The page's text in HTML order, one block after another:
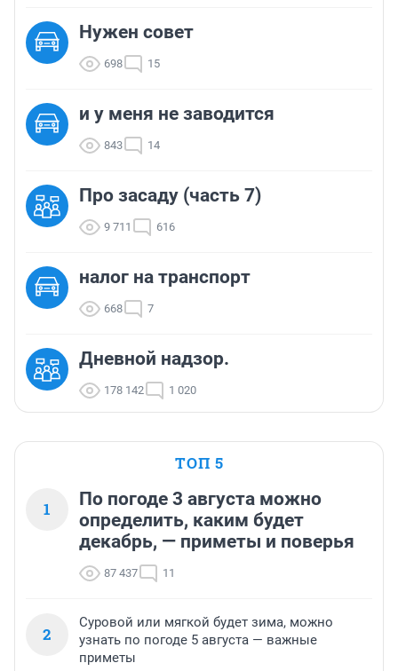
Нужен совет
698 15
и у меня не заводится
843 14
Про засаду (часть 7)
9 711 616
налог на транспорт
668 7
Дневной надзор.
178 142 1 020
ТОП 5
1
По погоде 3 августа можно
определить, каким будет
декабрь, — приметы и поверья
87 437 11
2
Суровой или мягкой будет зима, можно
узнать по погоде 5 августа — важные
приметы